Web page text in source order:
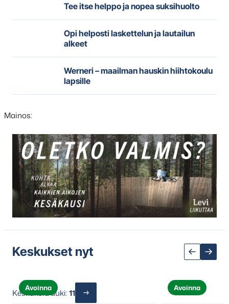
Tee itse helppo ja nopea suksihuolto
Opi helposti laskettelun ja lautailun
alkeet
Werneri – maailman hauskin hiihtokoulu
lapsille
Mainos:
Hyppää
karusellisisällön
yli
seuraavaan
sisältöön
Keskukset nyt
Avoinna Avoinna
Keskuksia auki:11